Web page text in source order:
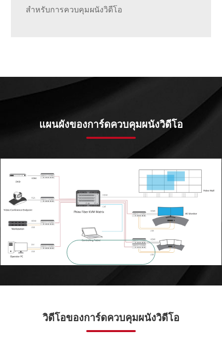
สำหรับการควบคุมผนังวิดีโอ
แผนผังของการ์ดควบคุมผนังวิดีโอ
วิดีโอของการ์ดควบคุมผนังวิดีโอ